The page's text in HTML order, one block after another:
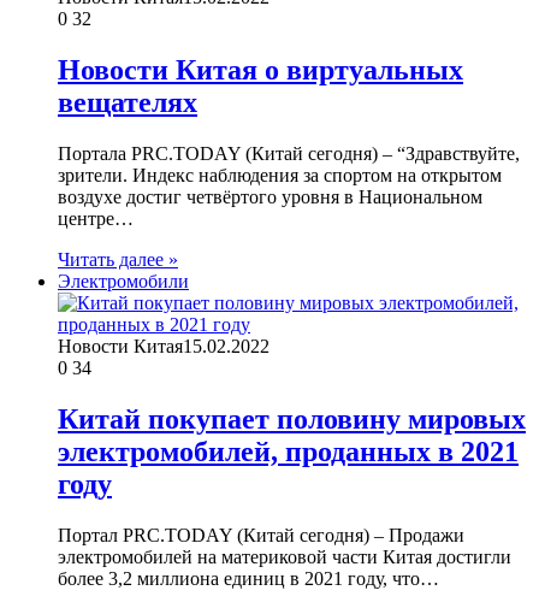
0 32
Новости Китая о виртуальных
вещателях
Портала PRC.TODAY (Китай сегодня) – “Здравствуйте,
зрители. Индекс наблюдения за спортом на открытом
воздухе достиг четвёртого уровня в Национальном
центре…
Читать далее »
Электромобили
Новости Китая15.02.2022
0 34
Китай покупает половину мировых
электромобилей, проданных в 2021
году
Портал PRC.TODAY (Китай сегодня) – Продажи
электромобилей на материковой части Китая достигли
более 3,2 миллиона единиц в 2021 году, что…